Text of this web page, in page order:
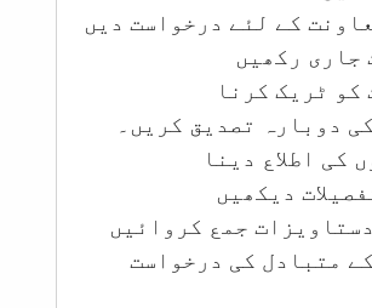
کے لئے درخواست دیں
جاری رکھیں
کو ٹریک کرنا
دوبارہ تصدیق کریں۔
کی اطلاع دینا
دیکھیں
جمع کروائیں
متبادل کی درخواست